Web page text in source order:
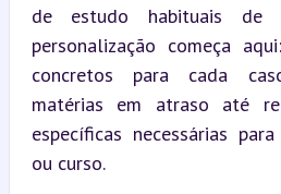
de estudo habituais de
personalização começa
concretos para cada
matérias em atraso até
específicas necessárias
ou curso.